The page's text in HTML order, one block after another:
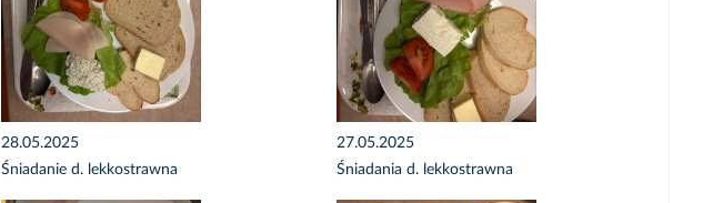
28.05.2025
Śniadanie d. lekkostrawna
27.05.2025
Śniadania d. lekkostrawna